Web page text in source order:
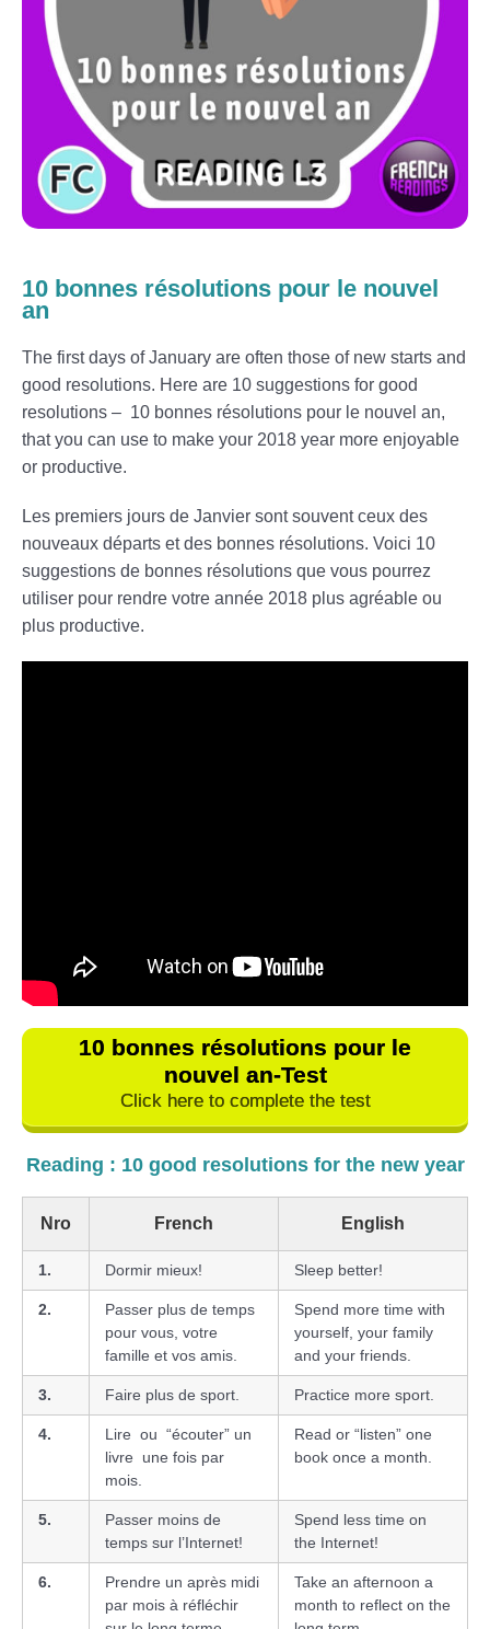
10 bonnes résolutions pour le nouvel
an
The first days of January are often those of new starts and
good resolutions. Here are 10 suggestions for good
resolutions – 10 bonnes résolutions pour le nouvel an,
that you can use to make your 2018 year more enjoyable
or productive.
Les premiers jours de Janvier sont souvent ceux des
nouveaux départs et des bonnes résolutions. Voici 10
suggestions de bonnes résolutions que vous pourrez
utiliser pour rendre votre année 2018 plus agréable ou
plus productive.
10 bonnes résolutions pour le
nouvel an-Test
Click here to complete the test
Reading : 10 good resolutions for the new year
Nro French English
1. Dormir mieux! Sleep better!
2.
Passer plus de temps
pour vous, votre
famille et vos amis.
Spend more time with
yourself, your family
and your friends.
3. Faire plus de sport. Practice more sport.
4.
Lire ou “écouter” un
livre une fois par
mois.
Read or “listen” one
book once a month.
5.
Passer moins de
temps sur l’Internet!
Spend less time on
the Internet!
6.
Prendre un après midi
par mois à réfléchir
Take an afternoon a
month to reflect on the